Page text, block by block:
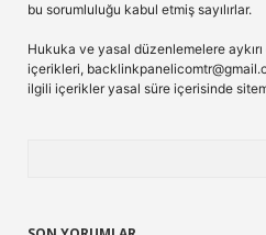
bu sorumluluğu kabul etmiş sayılırlar.
Hukuka ve yasal düzenlemelere
içerikleri,
ilgili içerikler yasal süre içerisinde